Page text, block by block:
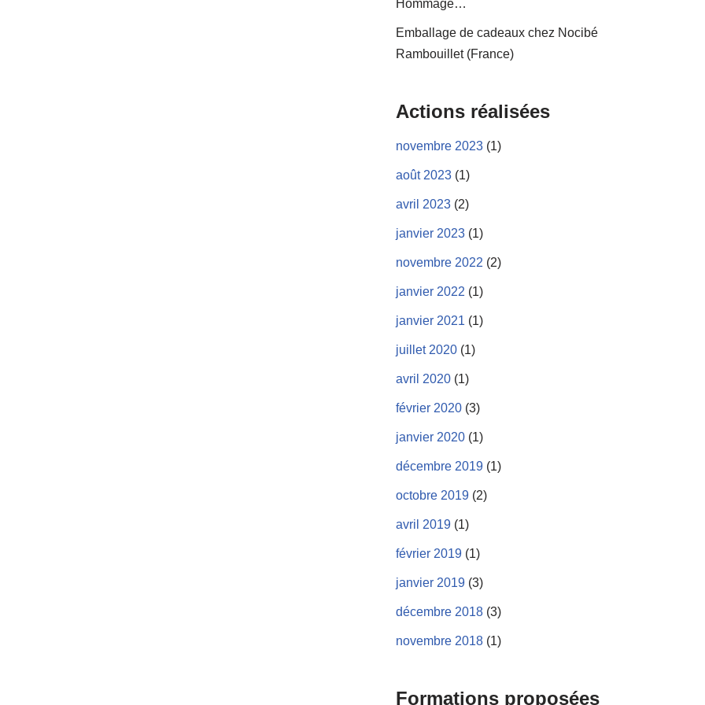
Hommage…
Emballage de cadeaux chez Nocibé
Rambouillet (France)
Actions réalisées
novembre 2023 (1)
août 2023 (1)
avril 2023 (2)
janvier 2023 (1)
novembre 2022 (2)
janvier 2022 (1)
janvier 2021 (1)
juillet 2020 (1)
avril 2020 (1)
février 2020 (3)
janvier 2020 (1)
décembre 2019 (1)
octobre 2019 (2)
avril 2019 (1)
février 2019 (1)
janvier 2019 (3)
décembre 2018 (3)
novembre 2018 (1)
Formations proposées